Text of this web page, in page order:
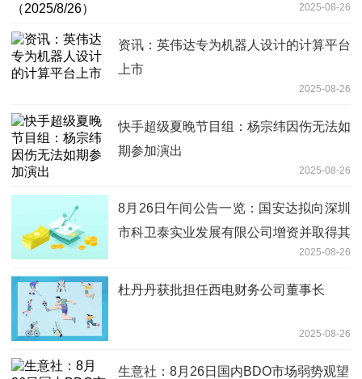
2025-08-26
资讯：英伟达专为机器人设计的计算平台
上市
2025-08-26
快手超级夏晚节目组：杨宗纬因伤无法如
期参加演出
2025-08-26
8月26日午间公告一览：国安达拟向深圳
市科卫泰实业发展有限公司增资并取得其
2025-08-26
杜丹丹获批担任西电财务公司董事长
2025-08-26
生意社：8月26日国内BDO市场弱势观望